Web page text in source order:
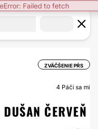
Failed to fetch
ZVÄČŠENIE PŔS
4 Páči sa mi
ČERVEŇ